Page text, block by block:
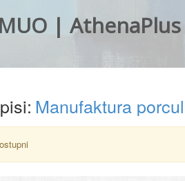
MUO | AthenaPlus
Manufaktura